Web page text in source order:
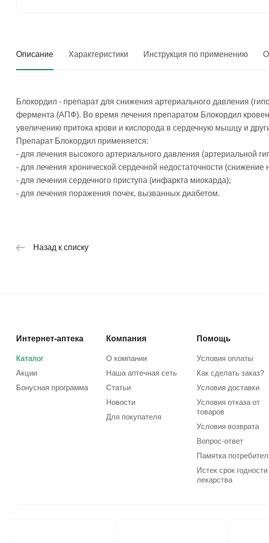
Описание Характеристики Инструкция по применению
Блокордил - препарат для снижения артериального давления
фермента (АПФ). Во время лечения препаратом Блокордил
увеличению притока крови и кислорода в сердечную мышцу и
Препарат Блокордил применяется:
- для лечения высокого артериального давления (артериальной
- для лечения хронической сердечной недостаточности
- для лечения сердечного приступа (инфаркта миокарда);
- для лечения поражения почек, вызванных диабетом.
Назад к списку
Интернет-аптека
Каталог
Акции
Бонусная программа
Компания
О компании
Наша аптечная сеть
Статьи
Новости
Для покупателя
Помощь
Условия оплаты
Как сделать заказ?
Условия доставки
Условия отказа от
товаров
Условия возврата
Вопрос-ответ
Памятка
Истек срок годности
лекарства